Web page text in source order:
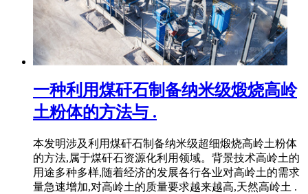
一种利用煤矸石制备纳米级煅烧高岭
土粉体的方法与 .
本发明涉及利用煤矸石制备纳米级超细煅烧高岭土粉体
的方法,属于煤矸石资源化利用领域。背景技术高岭土的
用途多种多样,随着经济的发展各行各业对高岭土的需求
量急速增加,对高岭土的质量要求越来越高,天然高岭土 .